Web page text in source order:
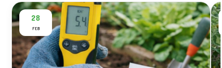
28
FEB